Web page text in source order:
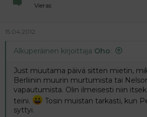
Vieras
15.04.2012
Alkuperäinen kirjoittaja Oho:
Just muutama päivä sitten mietin,
Berliinin muurin murtumista tai
vapautumista. Olin ilmeisesti niin
teini.
Tosin muistan tarkasti, kun
syttyi.